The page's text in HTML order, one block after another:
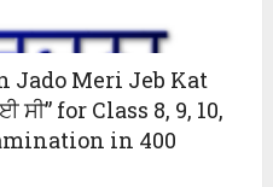
Jado Meri Jeb Kat
ਸੀ” for Class 8, 9, 10,
in 400